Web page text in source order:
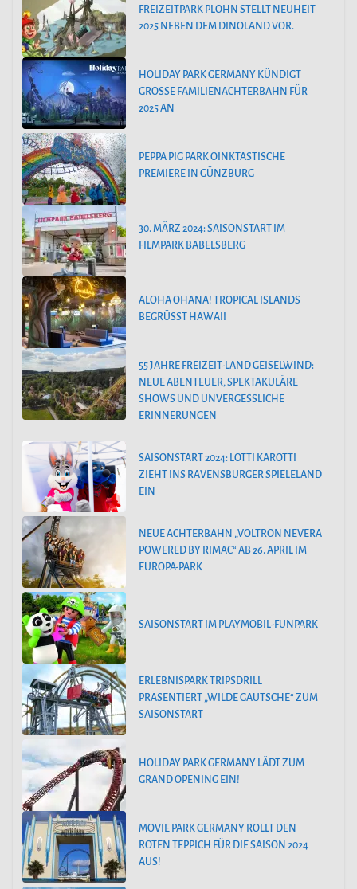
FREIZEITPARK PLOHN STELLT NEUHEIT
2025 NEBEN DEM DINOLAND VOR.
HOLIDAY PARK GERMANY KÜNDIGT
GROSSE FAMILIENACHTERBAHN FÜR 2
025 AN
PEPPA PIG PARK OINKTASTISCHE
PREMIERE IN GÜNZBURG
30. MÄRZ 2024: SAISONSTART IM
FILMPARK BABELSBERG
ALOHA OHANA! TROPICAL ISLANDS
BEGRÜSST HAWAII
55 JAHRE FREIZEIT-LAND GEISELWIND:
NEUE ABENTEUER, SPEKTAKULÄRE
SHOWS UND UNVERGESSLICHE
ERINNERUNGEN
SAISONSTART 2024: LOTTI KAROTTI
ZIEHT INS RAVENSBURGER SPIELELAND
EIN
NEUE ACHTERBAHN „VOLTRON NEVERA
POWERED BY RIMAC“ AB 26. APRIL IM
EUROPA-PARK
SAISONSTART IM PLAYMOBIL-FUNPARK
ERLEBNISPARK TRIPSDRILL
PRÄSENTIERT „WILDE GAUTSCHE“ ZUM
SAISONSTART
HOLIDAY PARK GERMANY LÄDT ZUM
GRAND OPENING EIN!
MOVIE PARK GERMANY ROLLT DEN
ROTEN TEPPICH FÜR DIE SAISON 2024
AUS!